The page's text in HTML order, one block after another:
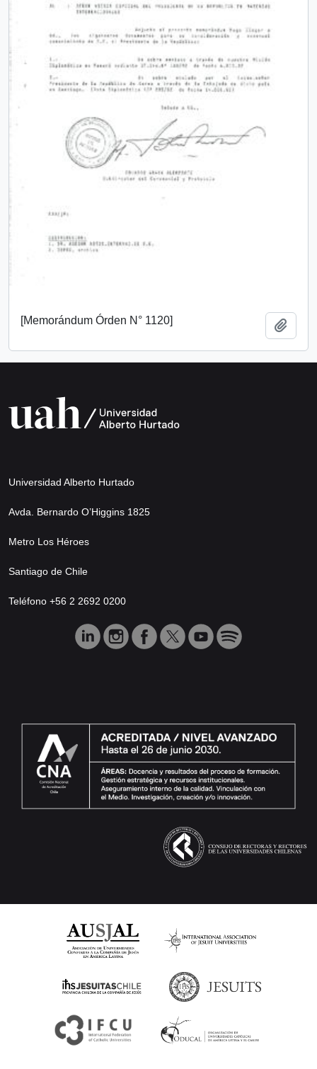
[Memorándum Órden N° 1120]
Universidad Alberto Hurtado
Avda. Bernardo O’Higgins 1825
Metro Los Héroes
Santiago de Chile
Teléfono +56 2 2692 0200